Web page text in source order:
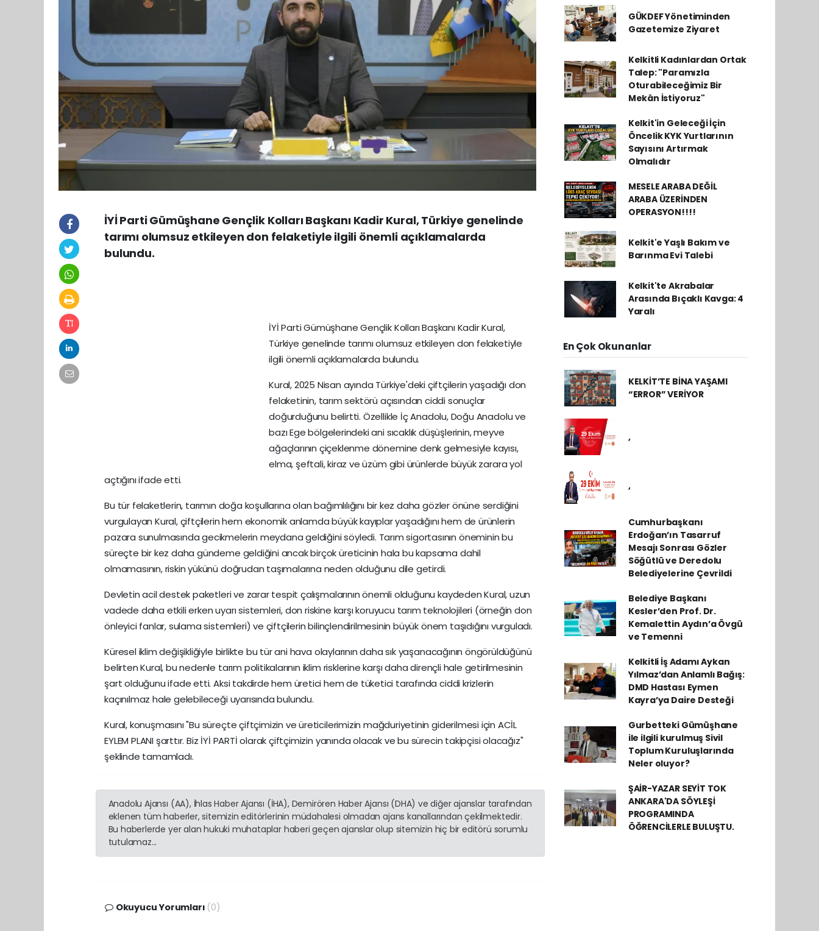
İYİ Parti Gümüşhane Gençlik Kolları Başkanı Kadir Kural, Türkiye genelinde
tarımı olumsuz etkileyen don felaketiyle ilgili önemli açıklamalarda
bulundu.
İYİ Parti Gümüşhane Gençlik Kolları Başkanı Kadir Kural,
Türkiye genelinde tarımı olumsuz etkileyen don felaketiyle
ilgili önemli açıklamalarda bulundu.
Kural, 2025 Nisan ayında Türkiye'deki çiftçilerin yaşadığı don
felaketinin, tarım sektörü açısından ciddi sonuçlar
doğurduğunu belirtti. Özellikle İç Anadolu, Doğu Anadolu ve
bazı Ege bölgelerindeki ani sıcaklık düşüşlerinin, meyve
ağaçlarının çiçeklenme dönemine denk gelmesiyle kayısı,
elma, şeftali, kiraz ve üzüm gibi ürünlerde büyük zarara yol
açtığını ifade etti.
Bu tür felaketlerin, tarımın doğa koşullarına olan bağımlılığını bir kez daha gözler önüne serdiğini
vurgulayan Kural, çiftçilerin hem ekonomik anlamda büyük kayıplar yaşadığını hem de ürünlerin
pazara sunulmasında gecikmelerin meydana geldiğini söyledi. Tarım sigortasının öneminin bu
süreçte bir kez daha gündeme geldiğini ancak birçok üreticinin hala bu kapsama dahil
olmamasının, riskin yükünü doğrudan taşımalarına neden olduğunu dile getirdi.
Devletin acil destek paketleri ve zarar tespit çalışmalarının önemli olduğunu kaydeden Kural, uzun
vadede daha etkili erken uyarı sistemleri, don riskine karşı koruyucu tarım teknolojileri (örneğin don
önleyici fanlar, sulama sistemleri) ve çiftçilerin bilinçlendirilmesinin büyük önem taşıdığını vurguladı.
Küresel iklim değişikliğiyle birlikte bu tür ani hava olaylarının daha sık yaşanacağının öngörüldüğünü
belirten Kural, bu nedenle tarım politikalarının iklim risklerine karşı daha dirençli hale getirilmesinin
şart olduğunu ifade etti. Aksi takdirde hem üretici hem de tüketici tarafında ciddi krizlerin
kaçınılmaz hale gelebileceği uyarısında bulundu.
Kural, konuşmasını "Bu süreçte çiftçimizin ve üreticilerimizin mağduriyetinin giderilmesi için ACİL
EYLEM PLANI şarttır. Biz İYİ PARTİ olarak çiftçimizin yanında olacak ve bu sürecin takipçisi olacağız"
şeklinde tamamladı.
Anadolu Ajansı (AA), İhlas Haber Ajansı (İHA), Demirören Haber Ajansı (DHA) ve diğer ajanslar tarafından
eklenen tüm haberler, sitemizin editörlerinin müdahalesi olmadan ajans kanallarından çekilmektedir.
Bu haberlerde yer alan hukuki muhataplar haberi geçen ajanslar olup sitemizin hiç bir editörü sorumlu
tutulamaz...
Okuyucu Yorumları (0)
GÜKDEF Yönetiminden
Gazetemize Ziyaret
Kelkitli Kadınlardan Ortak
Talep: "Paramızla
Oturabileceğimiz Bir
Mekân İstiyoruz"
Kelkit'in Geleceği İçin
Öncelik KYK Yurtlarının
Sayısını Artırmak
Olmalıdır
MESELE ARABA DEĞİL
ARABA ÜZERİNDEN
OPERASYON!!!!
Kelkit'e Yaşlı Bakım ve
Barınma Evi Talebi
Kelkit'te Akrabalar
Arasında Bıçaklı Kavga: 4
Yaralı
En Çok Okunanlar
KELKİT’TE BİNA YAŞAMI
“ERROR” VERİYOR
,
,
Cumhurbaşkanı
Erdoğan’ın Tasarruf
Mesajı Sonrası Gözler
Söğütlü ve Deredolu
Belediyelerine Çevrildi
Belediye Başkanı
Kesler’den Prof. Dr.
Kemalettin Aydın’a Övgü
ve Temenni
Kelkitli İş Adamı Aykan
Yılmaz’dan Anlamlı Bağış:
DMD Hastası Eymen
Kayra’ya Daire Desteği
Gurbetteki Gümüşhane
ile ilgili kurulmuş Sivil
Toplum Kuruluşlarında
Neler oluyor?
ŞAİR-YAZAR SEYİT TOK
ANKARA'DA SÖYLEŞİ
PROGRAMINDA
ÖĞRENCİLERLE BULUŞTU.